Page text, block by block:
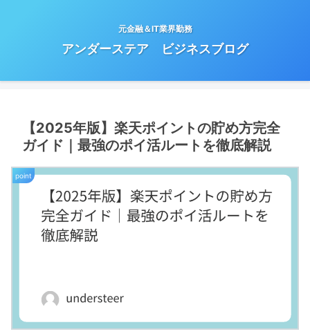
元金融＆IT業界勤務
アンダーステア ビジネスブログ
【2025年版】楽天ポイントの貯め方完全
ガイド｜最強のポイ活ルートを徹底解説
point